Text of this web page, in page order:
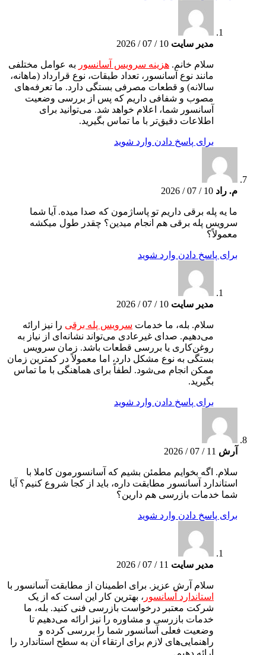
مدیر سایت 10 / 07 / 2026
سلام خانم. هزینه سرویس آسانسور به عوامل مختلفی
مانند نوع آسانسور، تعداد طبقات، نوع قرارداد (ماهانه،
سالانه) و قطعات مصرفی بستگی دارد. ما تعرفه‌های
مصوب و شفافی داریم که پس از بررسی وضعیت
آسانسور شما، اعلام خواهد شد. می‌توانید برای
اطلاعات دقیق‌تر با ما تماس بگیرید.
برای پاسخ دادن وارد شوید
م. راد 10 / 07 / 2026
ما یه پله برقی داریم تو پاساژمون که صدا میده. آیا شما
سرویس پله برقی هم انجام میدین؟ چقدر طول میکشه
معمولاً؟
برای پاسخ دادن وارد شوید
مدیر سایت 10 / 07 / 2026
سلام. بله، ما خدمات سرویس پله برقی را نیز ارائه
می‌دهیم. صدای غیرعادی می‌تواند نشانه‌ای از نیاز به
روغن‌کاری یا بررسی قطعات باشد. زمان سرویس
بستگی به نوع مشکل دارد، اما معمولاً در کمترین زمان
ممکن انجام می‌شود. لطفاً برای هماهنگی با ما تماس
بگیرید.
برای پاسخ دادن وارد شوید
آرش 11 / 07 / 2026
سلام. اگه بخوایم مطمئن بشیم که آسانسورمون کاملا با
استاندارد آسانسور مطابقت داره، باید از کجا شروع کنیم؟ آیا
شما خدمات بازرسی هم دارین؟
برای پاسخ دادن وارد شوید
مدیر سایت 11 / 07 / 2026
سلام آرش عزیز. برای اطمینان از مطابقت آسانسور با
استاندارد آسانسور ، بهترین کار این است که از یک
شرکت معتبر درخواست بازرسی فنی کنید. بله، ما
خدمات بازرسی و مشاوره را نیز ارائه می‌دهیم تا
وضعیت فعلی آسانسور شما را بررسی کرده و
راهنمایی‌های لازم برای ارتقاء آن به سطح استاندارد را
ارائه دهیم.